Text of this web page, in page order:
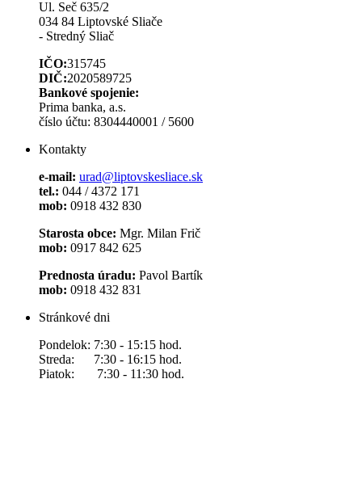
Ul. Seč 635/2
034 84 Liptovské Sliače
- Stredný Sliač
IČO:315745
DIČ:2020589725
Bankové spojenie:
Prima banka, a.s.
číslo účtu: 8304440001 / 5600
Kontakty
e-mail: urad@liptovskesliace.sk
tel.: 044 / 4372 171
mob: 0918 432 830
Starosta obce: Mgr. Milan Frič
mob: 0917 842 625
Prednosta úradu: Pavol Bartík
mob: 0918 432 831
Stránkové dni
Pondelok: 7:30 - 15:15 hod.
Streda: 7:30 - 16:15 hod.
Piatok: 7:30 - 11:30 hod.